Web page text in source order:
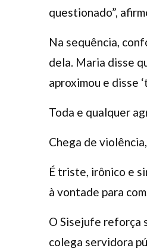
questionado”,
Na sequência,
dela. Maria disse
aproximou e disse
Toda e qualquer
Chega de
É triste, irônico e
à vontade para
O Sisejufe reforça
colega servidora